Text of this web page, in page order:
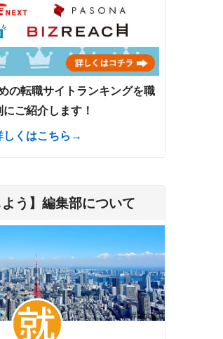
の転職サイトランキングを職
にご紹介します！
しくはこちら→
よう】編集部について